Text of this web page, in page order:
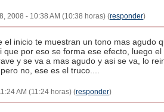
2008 - 10:38 AM (10:38 horas) (responder)
el inicio te muestran un tono mas agudo
que por eso se forma ese efecto, luego el
y se va a mas agudo y asi se va, lo
no, ese es el truco....
AM (11:24 horas) (responder)